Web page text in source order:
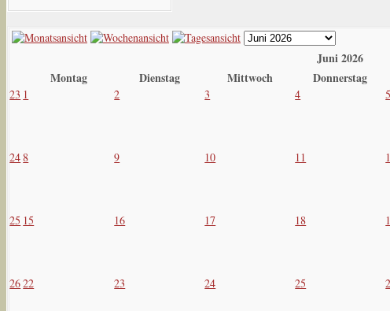
Juni 2026
Montag
Dienstag Mittwoch Donnerstag
23 1 2 3 4 5
248 9 10 11
25 15 16 17 18
2622 23 24 25